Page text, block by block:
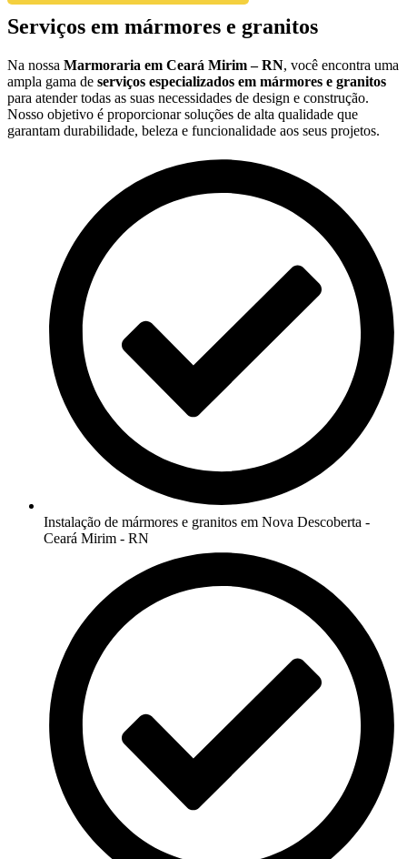
Serviços em mármores e granitos
Na nossa Marmoraria em Ceará Mirim – RN, você encontra uma
ampla gama de serviços especializados em mármores e granitos
para atender todas as suas necessidades de design e construção.
Nosso objetivo é proporcionar soluções de alta qualidade que
garantam durabilidade, beleza e funcionalidade aos seus projetos.
Instalação de mármores e granitos em Nova Descoberta -
Ceará Mirim - RN